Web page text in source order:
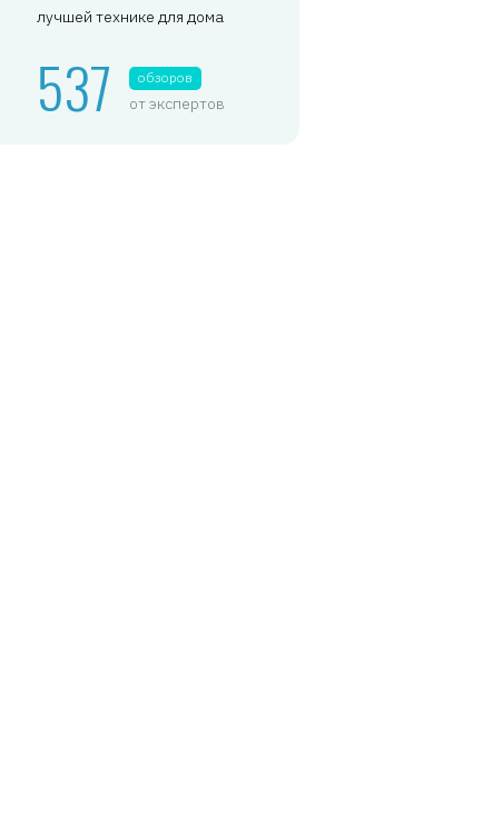
лучшей технике для дома
537 обзоров
от экспертов